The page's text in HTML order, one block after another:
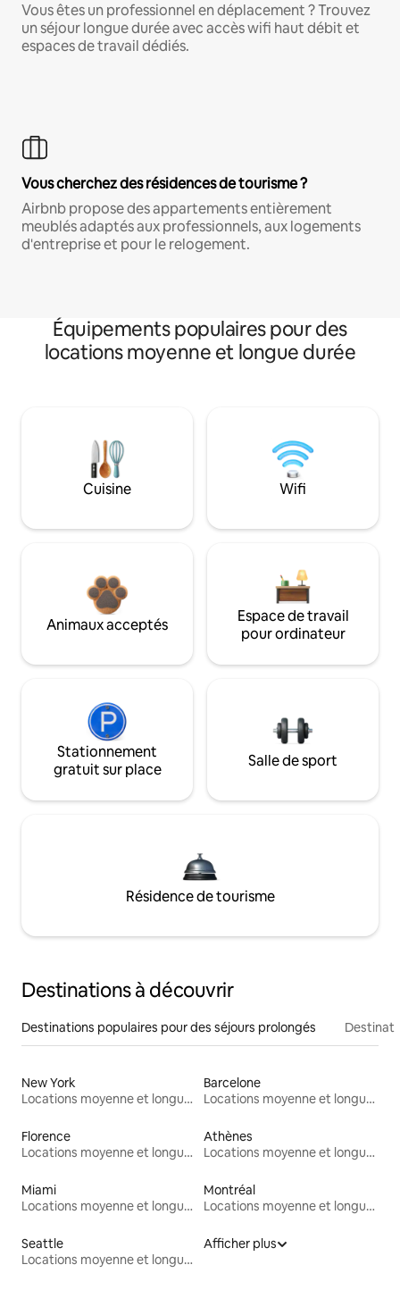
Vous êtes un professionnel en déplacement ? Trouvez
un séjour longue durée avec accès wifi haut débit et
espaces de travail dédiés.
Vous cherchez des résidences de tourisme ?
Airbnb propose des appartements entièrement
meublés adaptés aux professionnels, aux logements
d'entreprise et pour le relogement.
Équipements populaires pour des
locations moyenne et longue durée
Cuisine Wifi
Animaux acceptés
Espace de travail
pour ordinateur
Stationnement
gratuit sur place
Salle de sport
Résidence de tourisme
Destinations à découvrir
Destinations populaires pour des séjours prolongés
New York
Locations moyenne et longue durée
Barcelone
Locations moyenne et longue durée
Florence
Locations moyenne et longue durée
Athènes
Locations moyenne et longue durée
Miami
Locations moyenne et longue durée
Montréal
Locations moyenne et longue durée
Seattle
Locations moyenne et longue durée
Afficher plus